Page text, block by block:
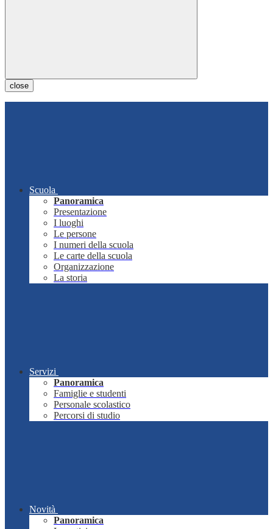
close
Scuola
Panoramica
Presentazione
I luoghi
Le persone
I numeri della scuola
Le carte della scuola
Organizzazione
La storia
Servizi
Panoramica
Famiglie e studenti
Personale scolastico
Percorsi di studio
Novità
Panoramica